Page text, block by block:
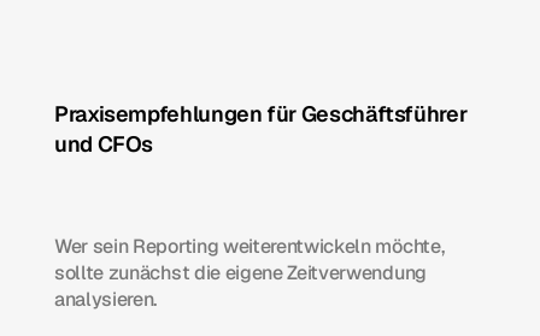
Praxisempfehlungen für Geschäftsführer
und CFOs
Wer sein Reporting weiterentwickeln möchte,
sollte zunächst die eigene Zeitverwendung
analysieren.